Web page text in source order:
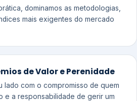
dominamos as metodologias,
mais exigentes do mercado
de Valor e Perenidade
lado com o compromisso de quem
e a responsabilidade de gerir um